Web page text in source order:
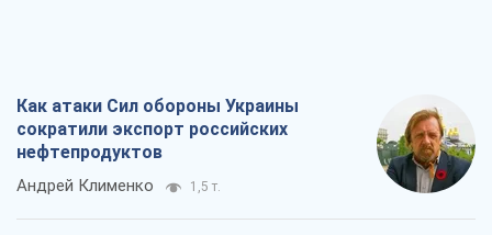
Как атаки Сил обороны Украины
сократили экспорт российских
нефтепродуктов
Андрей Клименко 1,5 т.